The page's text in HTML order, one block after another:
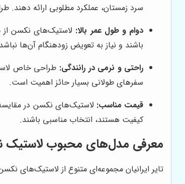
سرد زمستان، عملکرد مطلوبی ارائه دهند.
دوام و طول عمر بالا: لاستیک‌های نکسن از
باشند و نیاز به تعویض زودهنگام آن‌ها
راحتی و نرمی در رانندگی: طراحی خاص
سفرهای طولانی بسیار حائز اهمیت است.
قیمت مناسب: لاستیک‌های نکسن در
کیفیت هستند، انتخاب مناسبی باشند.
معرفی مدل‌های محبوب لاستیک
تایر ایرانیان مجموعه‌ای متنوع از لاستیک‌های